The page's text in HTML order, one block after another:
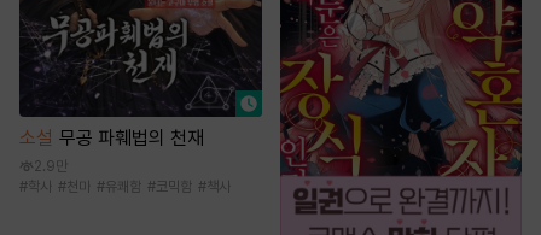
소설 무공 파훼법의 천재
2.9만
#학사 #천마 #유쾌함 #코믹함 # 책사